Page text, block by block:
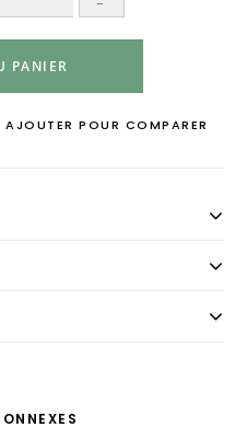
PANIER
AJOUTER POUR COMPARER